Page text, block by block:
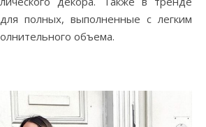
полных, выполненные с легким
объема.